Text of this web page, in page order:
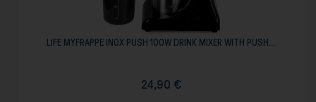
LIFE MYFRAPPE INOX PUSH 100W DRINK MIXER WITH PUSH...
24,90 €